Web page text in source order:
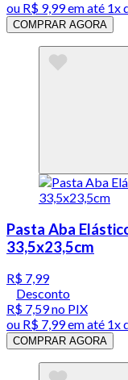
ou R$ 9,99em até 1x
COMPRAR AGORA
Pasta Aba
33,5x23,5cm
R$ 7,99
Desconto
R$ 7,59no PIX
ou R$ 7,99em até 1x
COMPRAR AGORA